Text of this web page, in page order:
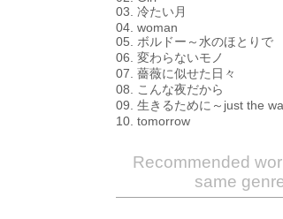
03. 冷たい月
04. woman
05. ボルドー～水のほとりで
06. 変わらないモノ
07. 薔薇に似せた日々
08. こんな夜だから
09. 生きるために～just the
10. tomorrow
Recommended
same genre